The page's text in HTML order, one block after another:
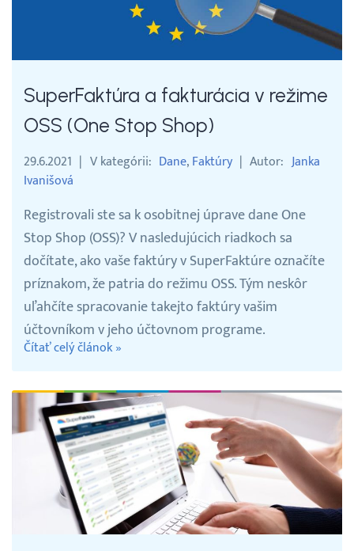
SuperFaktúra a fakturácia v režime
OSS (One Stop Shop)
29.6.2021 V kategórii Dane Faktúry Autor Janka
Ivanišová
Registrovali ste sa k osobitnej úprave dane One
Stop Shop (OSS)? V nasledujúcich riadkoch sa
dočítate, ako vaše faktúry v SuperFaktúre označíte
príznakom, že patria do režimu OSS. Tým neskôr
uľahčíte spracovanie takejto faktúry vašim
účtovníkom v jeho účtovnom programe.
Čítať celý článok »